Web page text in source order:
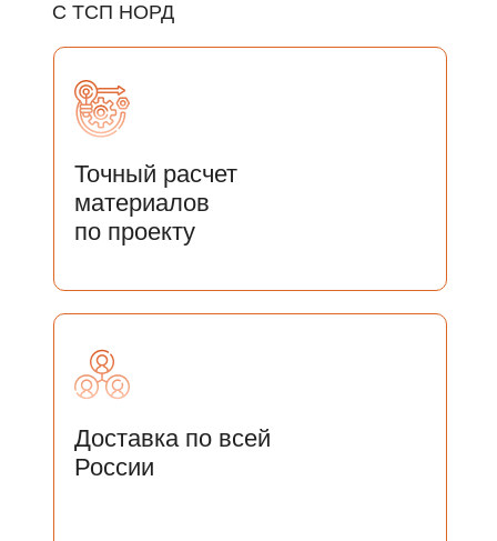
С ТСП НОРД
Точный расчет
материалов
по проекту
Доставка по всей
России